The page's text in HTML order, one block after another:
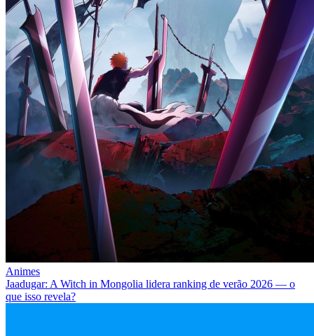
Animes
Jaadugar: A Witch in Mongolia lidera ranking de verão 2026 — o
que isso revela?